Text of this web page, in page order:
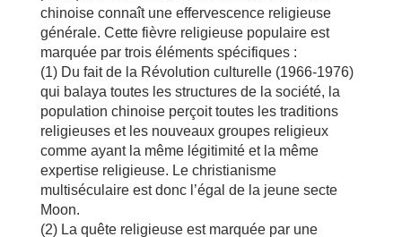
chinoise connaît une effervescence religieuse
générale. Cette fièvre religieuse populaire est
marquée par trois éléments spécifiques :
(1) Du fait de la Révolution culturelle (1966-1976)
qui balaya toutes les structures de la société, la
population chinoise perçoit toutes les traditions
religieuses et les nouveaux groupes religieux
comme ayant la même légitimité et la même
expertise religieuse. Le christianisme
multiséculaire est donc l’égal de la jeune secte
Moon.
(2) La quête religieuse est marquée par une